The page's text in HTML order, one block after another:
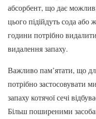
абсорбент, що дає
цього підійдуть сода або
години потрібно
видалення запаху.
Важливо пам’ятати, що
потрібно застосовувати
запаху котячої сечі
Більш поширеними